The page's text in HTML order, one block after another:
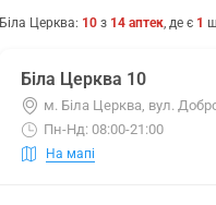
Біла Церква: 10 з 14 аптек, де є 1
Біла Церква 10
м. Біла Церква, вул.
Пн-Нд: 08:00-21:00
На мапі